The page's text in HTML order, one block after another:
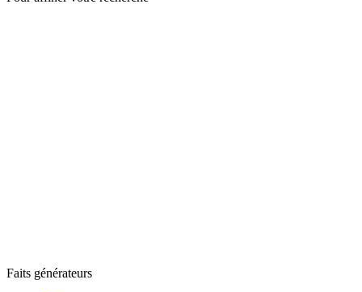
Faits générateurs